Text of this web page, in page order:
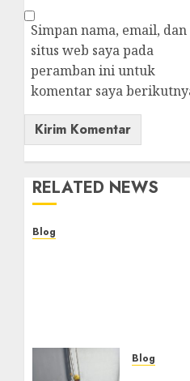
Simpan nama, email, dan
situs web saya pada
peramban ini untuk
komentar saya
RELATED NEWS
Blog
8 AGUSTUS 2026
Blog